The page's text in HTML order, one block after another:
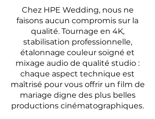
Chez HPE Wedding, nous ne
faisons aucun compromis sur la
qualité. Tournage en 4K,
stabilisation professionnelle,
étalonnage couleur soigné et
mixage audio de qualité studio :
chaque aspect technique est
maîtrisé pour vous offrir un film de
mariage digne des plus belles
productions cinématographiques.